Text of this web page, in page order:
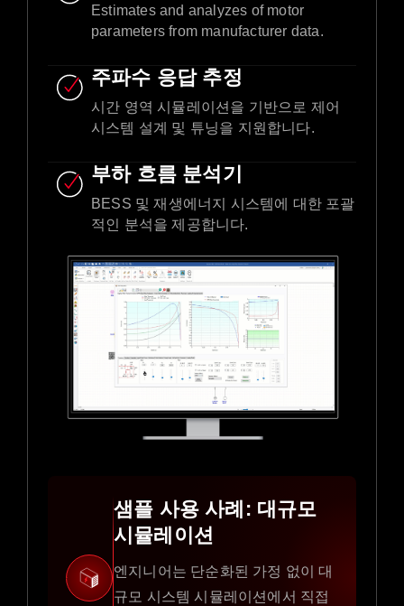
샘플 사용 사례: 대규모
시뮬레이션
엔지니어는 단순화된 가정 없이 대
규모 시스템 시뮬레이션에서 직접
Estimates and analyzes of motor
parameters from manufacturer data.​
주파수 응답 추정
시간 영역 시뮬레이션을 기반으로 제어
시스템 설계 및 튜닝을 지원합니다.
부하 흐름 분석기
BESS 및 재생에너지 시스템에 대한 포괄
적인 분석을 제공합니다.